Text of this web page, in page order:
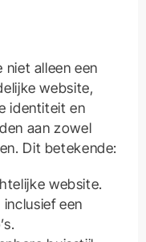
niet alleen een
website,
identiteit en
aan zowel
Dit betekende:
website.
een